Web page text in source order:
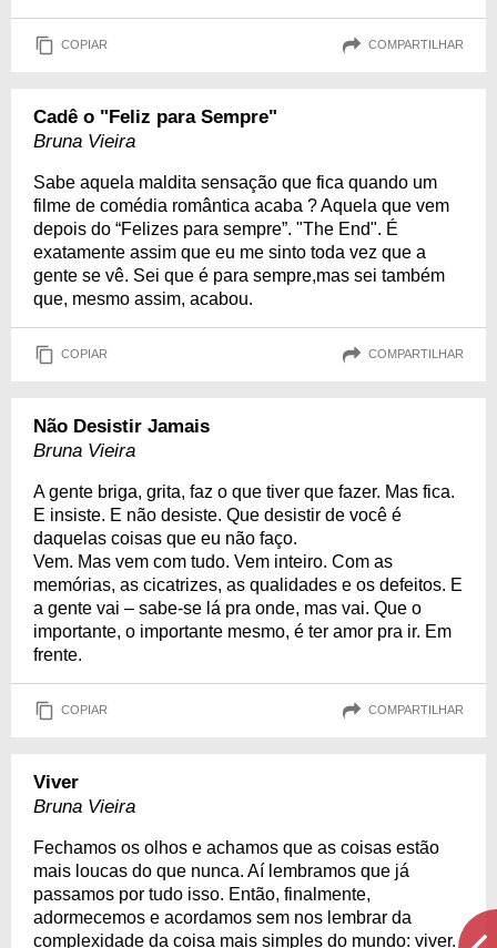
COPIAR COMPARTILHAR
Cadê o "Feliz para Sempre"
Bruna Vieira
Sabe aquela maldita sensação que fica quando um
filme de comédia romântica acaba ? Aquela que vem
depois do “Felizes para sempre”. "The End". É
exatamente assim que eu me sinto toda vez que a
gente se vê. Sei que é para sempre,mas sei também
que, mesmo assim, acabou.
COPIAR COMPARTILHAR
Não Desistir Jamais
Bruna Vieira
A gente briga, grita, faz o que tiver que fazer. Mas fica.
E insiste. E não desiste. Que desistir de você é
daquelas coisas que eu não faço.
Vem. Mas vem com tudo. Vem inteiro. Com as
memórias, as cicatrizes, as qualidades e os defeitos. E
a gente vai – sabe-se lá pra onde, mas vai. Que o
importante, o importante mesmo, é ter amor pra ir. Em
frente.
COPIAR COMPARTILHAR
Viver
Bruna Vieira
Fechamos os olhos e achamos que as coisas estão
mais loucas do que nunca. Aí lembramos que já
passamos por tudo isso. Então, finalmente,
adormecemos e acordamos sem nos lembrar da
complexidade da coisa mais simples do mundo: viver.